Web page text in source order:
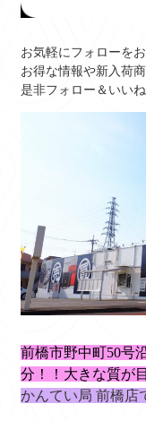
お気軽にフォローを
お得な情報や新入荷
是非フォロー＆いい
前橋市野中町50号
分！！大きな質が
かんてい局 前橋